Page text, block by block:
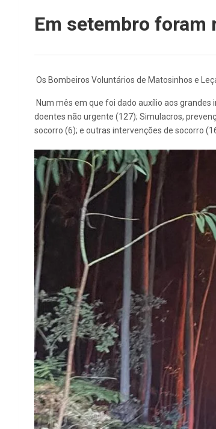
Em setembro foram
Os Bombeiros Voluntários de Matosinhos e
Num mês em que foi dado auxílio aos
doentes não urgente (127); Simulacros,
socorro (6); e outras intervenções de socorro